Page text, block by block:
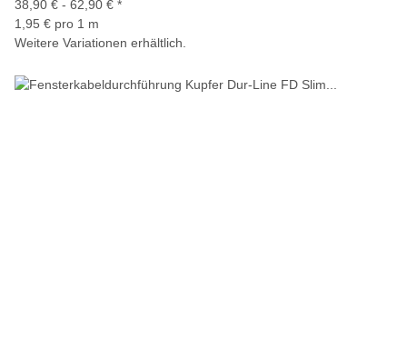
38,90 € - 62,90 € *
1,95 € pro 1 m
Weitere Variationen erhältlich.